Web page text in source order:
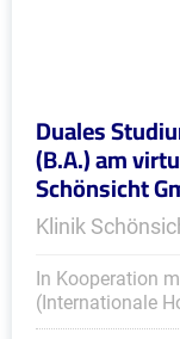
Duales
(B.A.) am
Schönsicht
Klinik
In Kooperation
(Internationale